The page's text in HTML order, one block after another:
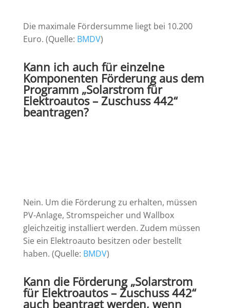
Die maximale Fördersumme liegt bei 10.200
Euro. (Quelle: BMDV)
Kann ich auch für einzelne
Komponenten Förderung aus dem
Programm „Solarstrom für
Elektroautos – Zuschuss 442“
beantragen?
Nein. Um die Förderung zu erhalten, müssen
PV-Anlage, Stromspeicher und Wallbox
gleichzeitig installiert werden. Zudem müssen
Sie ein Elektroauto besitzen oder bestellt
haben. (Quelle: BMDV)
Kann die Förderung „Solarstrom
für Elektroautos – Zuschuss 442“
auch beantragt werden, wenn